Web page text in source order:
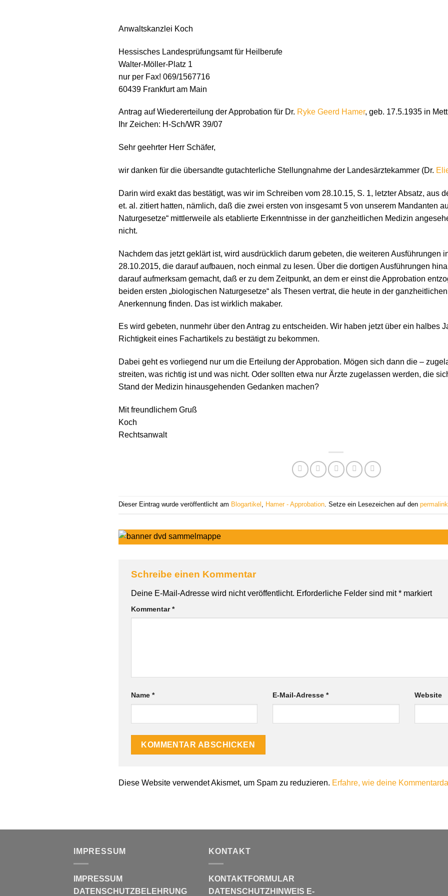
Anwaltskanzlei Koch
Hessisches Landesprüfungsamt für Heilberufe
Walter-Möller-Platz 1
nur per Fax! 069/1567716
60439 Frankfurt am Main
Antrag auf Wiedererteilung der Approbation für Dr. Ryke Geerd Hamer, geb. 17.5.1935 in
Ihr Zeichen: H-Sch/WR 39/07
Sehr geehrter Herr Schäfer,
wir danken für die übersandte gutachterliche Stellungnahme der Landesärztekammer (Dr.
Darin wird exakt das bestätigt, was wir im Schreiben vom 28.10.15, S. 1, letzter Absatz, aus
et. al. zitiert hatten, nämlich, daß die zwei ersten von insgesamt 5 von unserem Mandanten
Naturgesetze“ mittlerweile als etablierte Erkenntnisse in der ganzheitlichen Medizin
nicht.
Nachdem das jetzt geklärt ist, wird ausdrücklich darum gebeten, die weiteren Ausführungen
28.10.2015, die darauf aufbauen, noch einmal zu lesen. Über die dortigen Ausführungen
darauf aufmerksam gemacht, daß er zu dem Zeitpunkt, an dem er einst die Approbation
beiden ersten „biologischen Naturgesetze“ als Thesen vertrat, die heute in der
Anerkennung finden. Das ist wirklich makaber.
Es wird gebeten, nunmehr über den Antrag zu entscheiden. Wir haben jetzt über ein halbes
Richtigkeit eines Fachartikels zu bestätigt zu bekommen.
Dabei geht es vorliegend nur um die Erteilung der Approbation. Mögen sich dann die –
streiten, was richtig ist und was nicht. Oder sollten etwa nur Ärzte zugelassen werden, die
Stand der Medizin hinausgehenden Gedanken machen?
Mit freundlichem Gruß
Koch
Rechtsanwalt
Dieser Eintrag wurde veröffentlicht am Blogartikel , Hamer - Approbation. Setze ein Lesezeichen auf den permalink
Schreibe einen Kommentar
Deine E-Mail-Adresse wird nicht veröffentlicht. Erforderliche Felder sind mit* markiert
Kommentar*
Name * E-Mail-Adresse* Website
Diese Website verwendet Akismet, um Spam zu reduzieren. Erfahre, wie deine
IMPRESSUM
IMPRESSUM
DATENSCHUTZBELEHRUNG
KONTAKT
KONTAKTFORMULAR
DATENSCHUTZHINWEIS E-